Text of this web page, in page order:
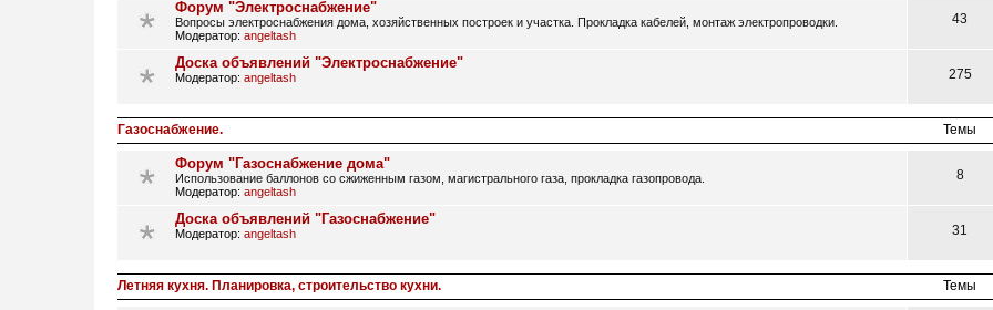
Форум "Электроснабжение"
Вопросы электроснабжения дома, хозяйственных построек и участка. Прокладка кабелей, монтаж электропроводки.
Модератор: angeltash
43
Доска объявлений "Электроснабжение"
Модератор: angeltash 275
Газоснабжение. Темы
Форум "Газоснабжение дома"
Использование баллонов со сжиженным газом, магистрального газа, прокладка газопровода.
Модератор: angeltash
8
Доска объявлений "Газоснабжение"
Модератор: angeltash 31
Летняя кухня. Планировка, строительство кухни. Темы